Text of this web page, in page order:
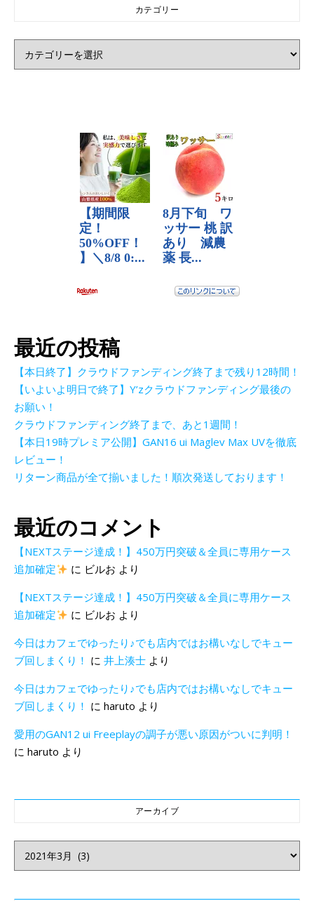
カテゴリー
カテゴリー
最近の投稿
【本日終了】クラウドファンディング終了まで残り12時間！
【いよいよ明日で終了】Y’zクラウドファンディング最後の
お願い！
クラウドファンディング終了まで、あと1週間！
【本日19時プレミア公開】GAN16 ui Maglev Max UVを徹底
レビュー！
リターン商品が全て揃いました！順次発送しております！
最近のコメント
【NEXTステージ達成！】450万円突破＆全員に専用ケース
追加確定
に ビルお より
【NEXTステージ達成！】450万円突破＆全員に専用ケース
追加確定
に ビルお より
今日はカフェでゆったり♪でも店内ではお構いなしでキュー
ブ回しまくり！ に 井上湊士 より
今日はカフェでゆったり♪でも店内ではお構いなしでキュー
ブ回しまくり！ に haruto より
愛用のGAN12 ui Freeplayの調子が悪い原因がついに判明！
に haruto より
アーカイブ
アーカイブ